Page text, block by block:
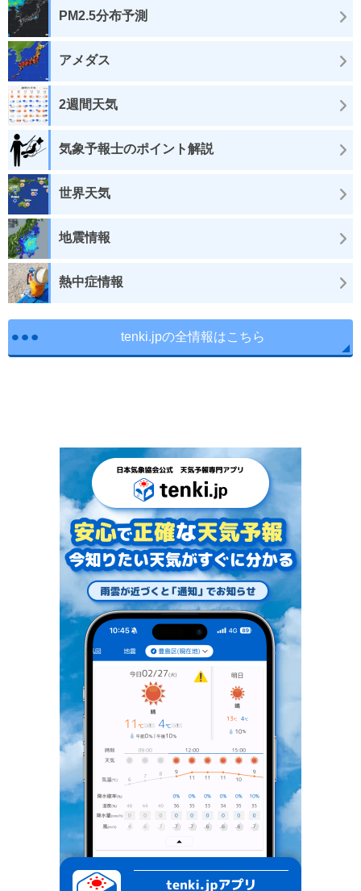
PM2.5分布予測
アメダス
2週間天気
気象予報士のポイント解説
世界天気
地震情報
熱中症情報
tenki.jpの全情報はこちら